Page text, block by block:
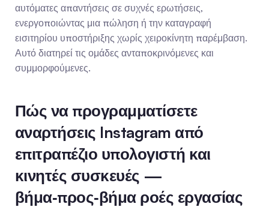
αυτόματες απαντήσεις σε συχνές ερωτήσεις,
ενεργοποιώντας μια πώληση ή την καταγραφή
εισιτηρίου υποστήριξης χωρίς χειροκίνητη παρέμβαση.
Αυτό διατηρεί τις ομάδες ανταποκρινόμενες και
συμμορφούμενες.
Πώς να προγραμματίσετε
αναρτήσεις Instagram από
επιτραπέζιο υπολογιστή και
κινητές συσκευές —
βήμα‑προς‑βήμα ροές εργασίας